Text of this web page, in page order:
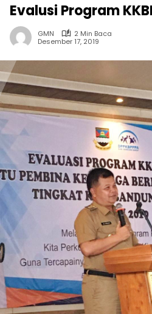
Evalusi Program
GMN
2 Min Baca
Desember 17, 2019